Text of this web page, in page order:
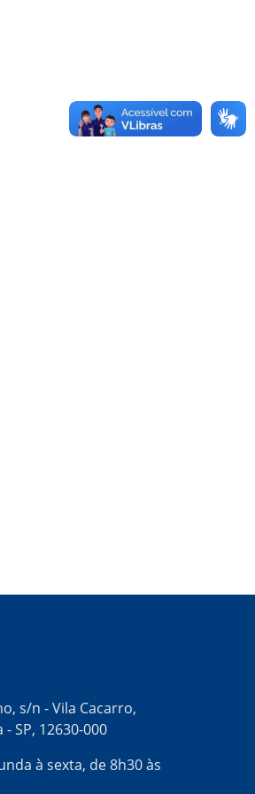
s/n - Vila Cacarro,
SP, 12630-000​
à sexta, de 8h30 às